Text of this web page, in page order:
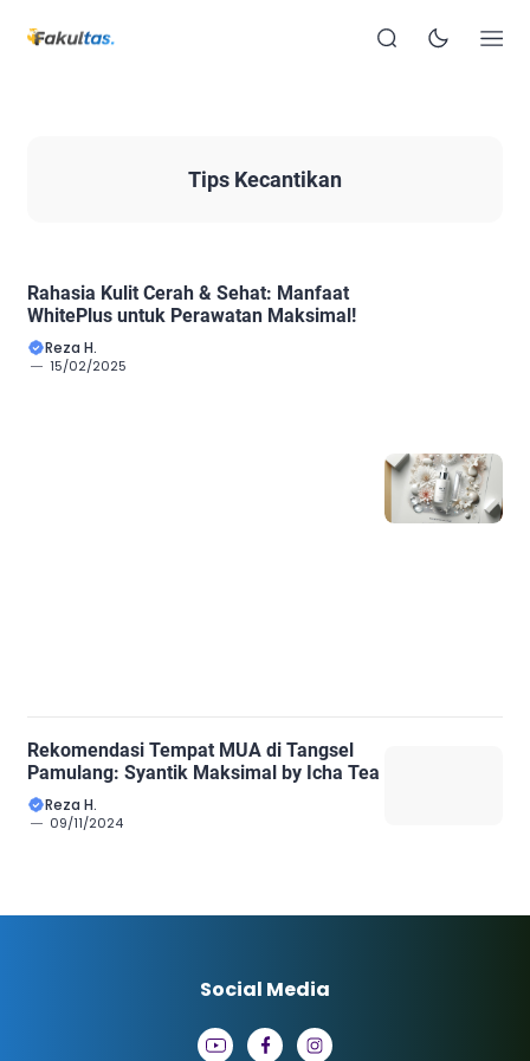
Tips Kecantikan
Rahasia Kulit Cerah & Sehat: Manfaat
WhitePlus untuk Perawatan Maksimal!
Reza H.
15/02/2025
Rekomendasi Tempat MUA di Tangsel
Pamulang: Syantik Maksimal by Icha Tea
Reza H.
09/11/2024
Social Media